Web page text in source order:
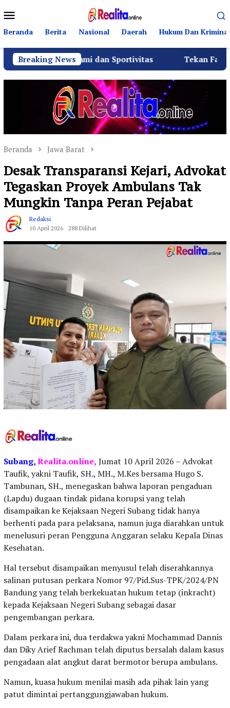
ke
kontenMobile
Beranda Berita Nasional Daerah Hukum Dan Kriminal
Breaking Newsdan Sportivitas Tekan Fatalitas
Beranda Jawa Barat
Desak Transparansi Kejari, Advokat
Tegaskan Proyek Ambulans Tak
Mungkin Tanpa Peran Pejabat
Redaksi
10 April 2026
288 Dilihat
Subang,Realita.online, Jumat 10 April 2026 – Advokat
Taufik, yakni Taufik, SH., MH., M.Kes bersama Hugo S.
Tambunan, SH., menegaskan bahwa laporan pengaduan
(Lapdu) dugaan tindak pidana korupsi yang telah
disampaikan ke Kejaksaan Negeri Subang tidak hanya
berhenti pada para pelaksana, namun juga diarahkan untuk
menelusuri peran Pengguna Anggaran selaku Kepala Dinas
Kesehatan.
Hal tersebut disampaikan menyusul telah diserahkannya
salinan putusan perkara Nomor 97/Pid.Sus-TPK/2024/PN
Bandung yang telah berkekuatan hukum tetap (inkracht)
kepada Kejaksaan Negeri Subang sebagai dasar
pengembangan perkara.
Dalam perkara ini, dua terdakwa yakni Mochammad Dannis
dan Diky Arief Rachman telah diputus bersalah dalam kasus
pengadaan alat angkut darat bermotor berupa ambulans.
Namun, kuasa hukum menilai masih ada pihak lain yang
patut dimintai pertanggungjawaban hukum.